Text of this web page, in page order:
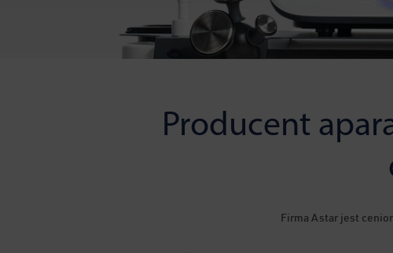
Producent
Firma Astar jest